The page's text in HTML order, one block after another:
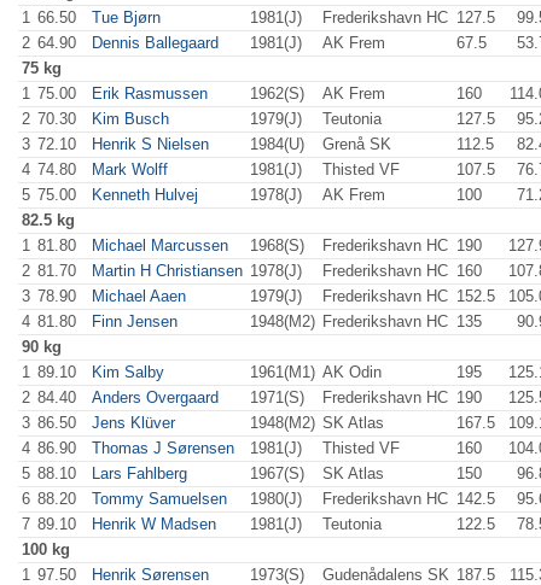
1 66.50 Tue Bjørn 1981(J) Frederikshavn HC 127.5
2 64.90 Dennis Ballegaard 1981(J) AK Frem 67.5
75 kg
1 75.00 Erik Rasmussen 1962(S) AK Frem 160
2 70.30 Kim Busch 1979(J) Teutonia 127.5
3 72.10 Henrik S Nielsen 1984(U) Grenå SK 112.5
4 74.80 Mark Wolff 1981(J) Thisted VF 107.5
5 75.00 Kenneth Hulvej 1978(J) AK Frem 100
82.5 kg
1 81.80 Michael Marcussen 1968(S) Frederikshavn HC 190
2 81.70 Martin H Christiansen 1978(J) Frederikshavn HC 160
3 78.90 Michael Aaen 1979(J) Frederikshavn HC 152.5
4 81.80 Finn Jensen 1948(M2) Frederikshavn HC 135
90 kg
1 89.10 Kim Salby 1961(M1) AK Odin 195
2 84.40 Anders Overgaard 1971(S) Frederikshavn HC 190
3 86.50 Jens Klüver 1948(M2) SK Atlas 167.5
4 86.90 Thomas J Sørensen 1981(J) Thisted VF 160
5 88.10 Lars Fahlberg 1967(S) SK Atlas 150
6 88.20 Tommy Samuelsen 1980(J) Frederikshavn HC 142.5
7 89.10 Henrik W Madsen 1981(J) Teutonia 122.5
100 kg
1 97.50 Henrik Sørensen 1973(S) Gudenådalens SK 187.5